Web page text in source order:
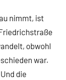
nimmt, ist
obwohl
war.
die